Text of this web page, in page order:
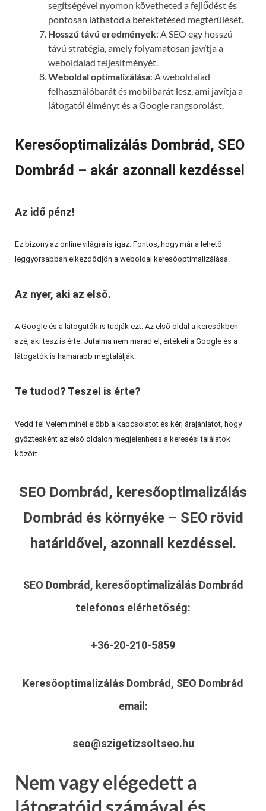
segítségével nyomon követheted a fejlődést és
pontosan láthatod a befektetésed megtérülését.
Hosszú távú eredmények: A SEO egy hosszú
távú stratégia, amely folyamatosan javítja a
weboldalad teljesítményét.
Weboldal optimalizálása: A weboldalad
felhasználóbarát és mobilbarát lesz, ami javítja a
látogatói élményt és a Google rangsorolást.
Keresőoptimalizálás Dombrád, SEO
Dombrád – akár azonnali kezdéssel
Az idő pénz!
Ez bizony az online világra is igaz. Fontos, hogy már a lehető
leggyorsabban elkezdődjön a weboldal keresőoptimalizálása.
Az nyer, aki az első.
A Google és a látogatók is tudják ezt. Az első oldal a keresőkben
azé, aki tesz is érte. Jutalma nem marad el, értékeli a Google és a
látogatók is hamarabb megtalálják.
Te tudod? Teszel is érte?
Vedd fel Velem minél előbb a kapcsolatot és kérj árajánlatot, hogy
győztesként az első oldalon megjelenhess a keresési találatok
között.
SEO Dombrád, keresőoptimalizálás
Dombrád és környéke – SEO rövid
határidővel, azonnali kezdéssel.
SEO Dombrád, keresőoptimalizálás Dombrád
telefonos elérhetőség:
+36-20-210-5859
Keresőoptimalizálás Dombrád, SEO Dombrád
email:
seo@szigetizsoltseo.hu
Nem vagy elégedett a
látogatóid számával és